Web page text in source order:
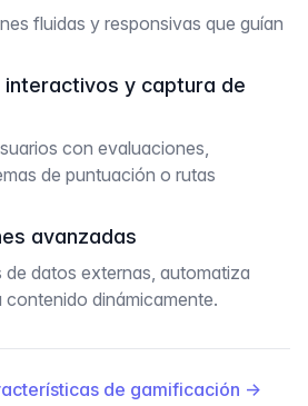
fluidas y responsivas que guían
interactivos y captura de
con evaluaciones,
de puntuación o rutas
avanzadas
datos externas, automatiza
dinámicamente.
de gamificación →